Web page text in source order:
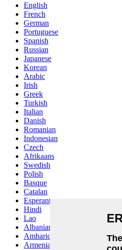
English
French
German
Portuguese
Spanish
Russian
Japanese
Korean
Arabic
Irish
Greek
Turkish
Italian
Danish
Romanian
Indonesian
Czech
Afrikaans
Swedish
Polish
Basque
Catalan
Esperanto
Hindi
Lao
Albanian
Amharic
Armenian